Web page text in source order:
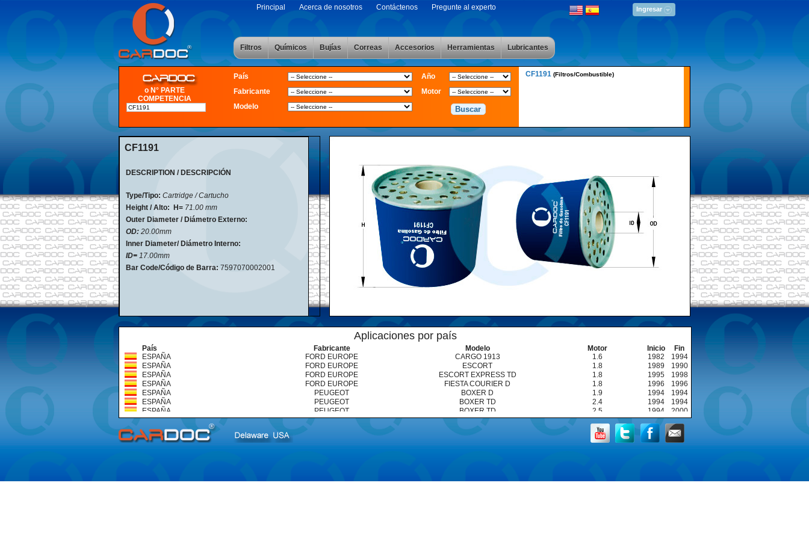
Principal Acerca de nosotros Contáctenos Pregunte al experto Ingresar
Filtros Químicos Bujías Correas Accesorios Herramientas Lubricantes
o N° PARTE
COMPETENCIA
País
Fabricante
Modelo
Año
Motor
CF1191 (Filtros/Combustible)
CF1191
DESCRIPTION / DESCRIPCIÓN
Type/Tipo: Cartridge / Cartucho
Height / Alto:
H= 71.00 mm
Outer Diameter / Diámetro Externo:
OD: 20.00mm
Inner Diameter/ Diámetro Interno:
ID= 17.00mm
Bar Code/Código de Barra: 7597070002001
Aplicaciones por país
País Fabricante Modelo Motor Inicio
Fin
ESPAÑA
FORD EUROPE CARGO 1913 1.6 1982
1994
ESPAÑA
FORD EUROPE ESCORT 1.8 1989
1990
ESPAÑA
FORD EUROPE ESCORT EXPRESS TD 1.8 1995
1998
ESPAÑA
FORD EUROPE FIESTA COURIER D 1.8 1996
1996
ESPAÑA
PEUGEOT BOXER D 1.9 1994
1994
ESPAÑA
PEUGEOT BOXER TD 2.4 1994
1994
ESPAÑA
PEUGEOT BOXER TD 2.5 1994
2000
ESPAÑA
PEUGEOT BOXER TD 1.9 1994
1994
ESPAÑA
BOXER TDI 2.5 1997
2000
ESPAÑA
1.9 1991
1998
ESPAÑA
RENAULT MASTER TD 2.5 1989
1998